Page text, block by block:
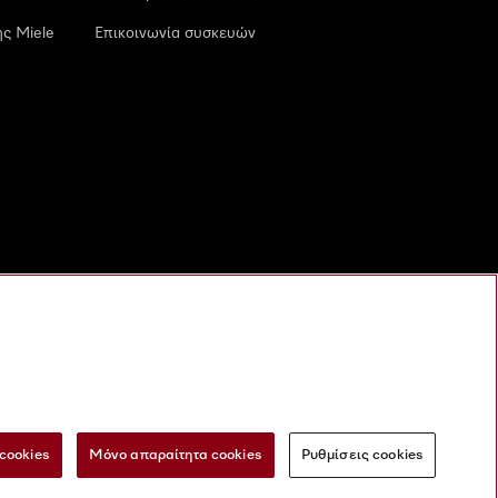
Miele Επικοινωνία συσκευών
ψηφιακές υπηρεσίες Φόρμα Υπαναχώρησης
Μόνο απαραίτητα cookies Ρυθμίσεις cookies